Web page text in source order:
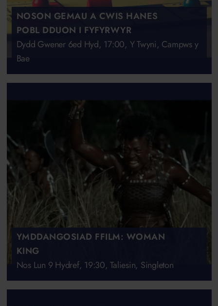
NOSON GEMAU A CWIS HANES
POBL DDUON I FYFYRWYR
Dydd Gwener 6ed Hyd, 17:00, Y Twyni, Campws y
Bae
YMDDANGOSIAD FFILM: WOMAN
KING
Nos Lun 9 Hydref, 19:30, Taliesin, Singleton